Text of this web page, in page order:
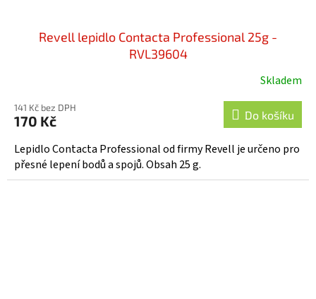
Revell lepidlo Contacta Professional 25g -
RVL39604
produktu
je
5,0
z
5
Skladem
141 Kč bez DPH
170 Kč Do košíku
Lepidlo Contacta Professional od firmy Revell je určeno pro
přesné lepení bodů a spojů. Obsah 25 g.